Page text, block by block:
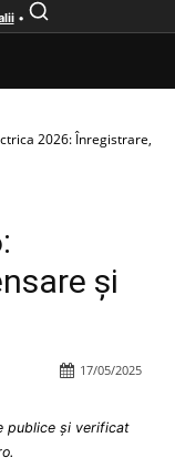
2026: Înregistrare,
și
17/05/2025
publice și verificat
•